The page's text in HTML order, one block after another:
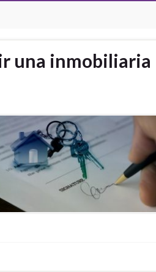
una inmobiliaria